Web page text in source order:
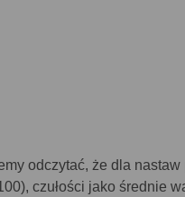
odczytać, że dla
czułości jako średnie